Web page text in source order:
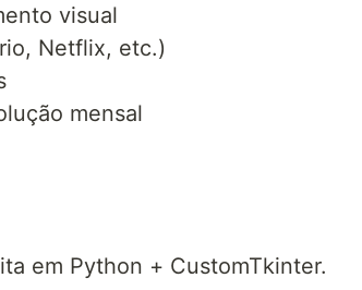
visual
Netflix, etc.)
mensal
em Python + CustomTkinter.